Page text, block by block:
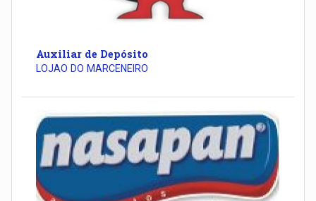
Auxiliar de Depósito
LOJAO DO MARCENEIRO